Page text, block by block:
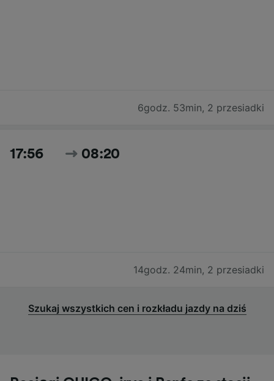
6godz. 53min, 2 przesiadki
17:56 08:20
14godz. 24min, 2 przesiadki
Szukaj wszystkich cen i rozkładu jazdy na dziś